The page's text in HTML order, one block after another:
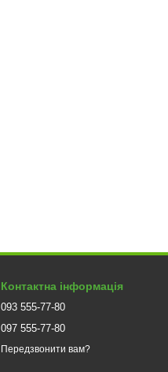
Контактна інформація
093 555-77-80
097 555-77-80
Передзвонити вам?